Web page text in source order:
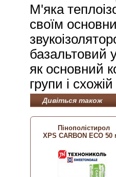
М'яка
своїм
базальтовий
як основний
групи і
Дивіться також
Пінополістирол
XPS CARBON ECO